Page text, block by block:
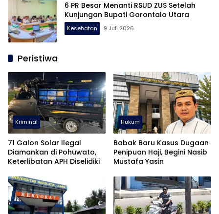
6 PR Besar Menanti RSUD ZUS Setelah
Kunjungan Bupati Gorontalo Utara
Kesehatan 9 Juli 2026
Peristiwa
Kriminal
71 Galon Solar Ilegal
Diamankan di Pohuwato,
Keterlibatan APH Diselidiki
Hukum
Babak Baru Kasus Dugaan
Penipuan Haji, Begini Nasib
Mustafa Yasin